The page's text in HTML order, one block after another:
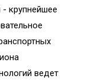
- крупнейшее
ведет